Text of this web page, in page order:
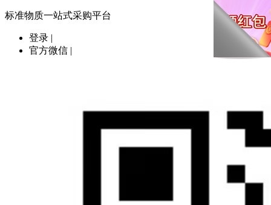
标准物质一站式采购平台
登录 |
官方微信 |